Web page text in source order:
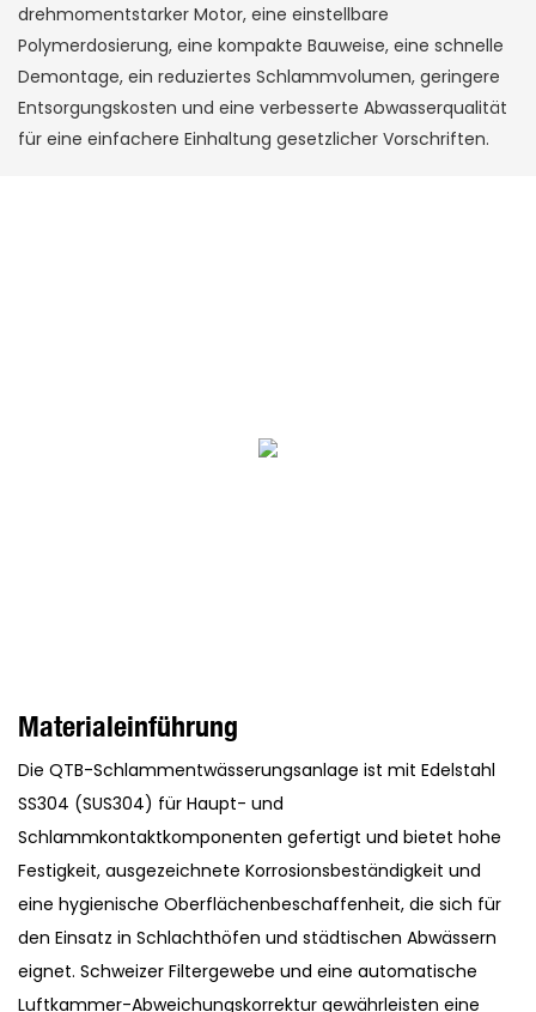
drehmomentstarker Motor, eine einstellbare
Polymerdosierung, eine kompakte Bauweise, eine schnelle
Demontage, ein reduziertes Schlammvolumen, geringere
Entsorgungskosten und eine verbesserte Abwasserqualität
für eine einfachere Einhaltung gesetzlicher Vorschriften.
Materialeinführung
Die QTB-Schlammentwässerungsanlage ist mit Edelstahl
SS304 (SUS304) für Haupt- und
Schlammkontaktkomponenten gefertigt und bietet hohe
Festigkeit, ausgezeichnete Korrosionsbeständigkeit und
eine hygienische Oberflächenbeschaffenheit, die sich für
den Einsatz in Schlachthöfen und städtischen Abwässern
eignet. Schweizer Filtergewebe und eine automatische
Luftkammer-Abweichungskorrektur gewährleisten eine